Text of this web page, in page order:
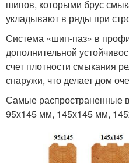
шипов, которыми брус
укладывают в ряды при
Система «шип-паз» в
дополнительной
счет плотности смыкания
снаружи, что делает дом
Самые распространенные
95х145 мм, 145х145 мм,